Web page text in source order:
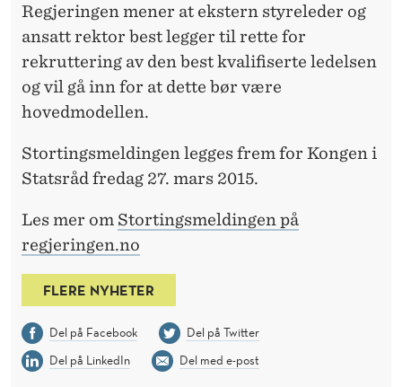
Regjeringen mener at ekstern styreleder og
ansatt rektor best legger til rette for
rekruttering av den best kvalifiserte ledelsen
og vil gå inn for at dette bør være
hovedmodellen.
Stortingsmeldingen legges frem for Kongen i
Statsråd fredag 27. mars 2015.
Les mer om Stortingsmeldingen på
regjeringen.no
FLERE NYHETER
Del på Facebook
Del på Twitter
Del på LinkedIn
Del med e-post